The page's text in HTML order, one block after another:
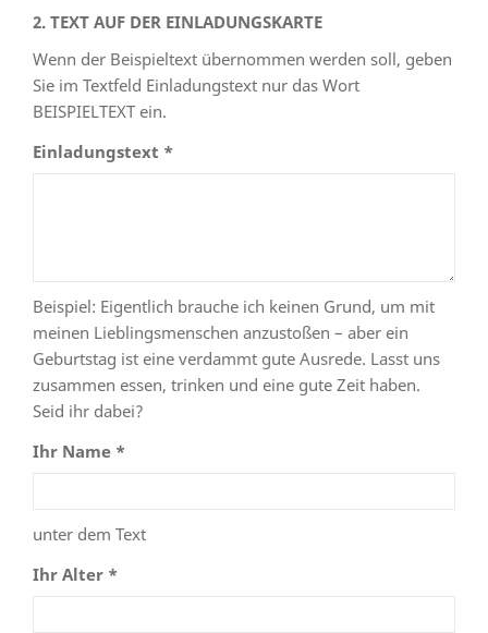
2. TEXT AUF DER EINLADUNGSKARTE
Wenn der Beispieltext übernommen werden soll, geben
Sie im Textfeld Einladungstext nur das Wort
BEISPIELTEXT ein.
Einladungstext *
Beispiel: Eigentlich brauche ich keinen Grund, um mit
meinen Lieblingsmenschen anzustoßen – aber ein
Geburtstag ist eine verdammt gute Ausrede. Lasst uns
zusammen essen, trinken und eine gute Zeit haben.
Seid ihr dabei?
Ihr Name *
unter dem Text
Ihr Alter *